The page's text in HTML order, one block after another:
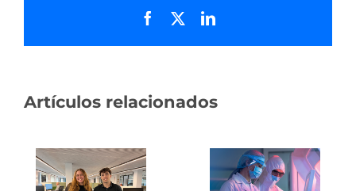
Facebook LinkedIn
Artículos relacionados